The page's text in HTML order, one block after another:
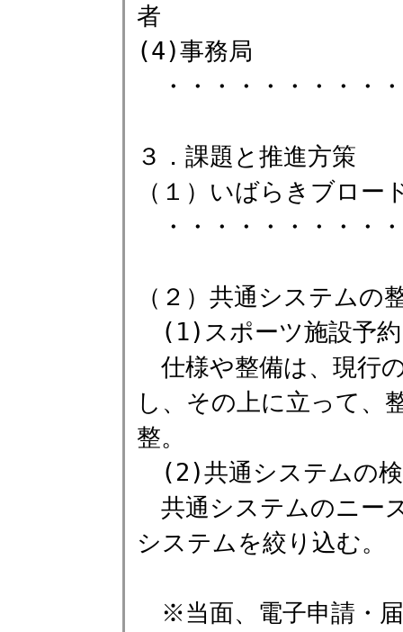
者
(4)事務局
・・・・・・・・・
３．課題と推進方策
（１）いばらきブロ
・・・・・・・・・
（２）共通システムの
(1)スポーツ施設予約
仕様や整備は、現行
し、その上に立って、
整。
(2)共通システムの検
共通システムのニー
システムを絞り込む。
※当面、電子申請・